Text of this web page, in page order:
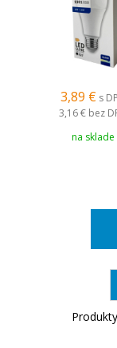
3,89 € s
3,16 € bez
na sklade